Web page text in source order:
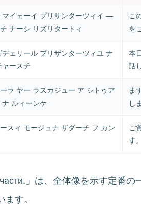
マイェーイ プリザンターツィイ ―
ナーシ リズリタートィ
こ
を
ヂェリール プリザンターツィユ ナ
ャースチ
本
話
ラ ヤー ラスカジュー ア シトゥア
ナ ルィーンケ
ま
し
スィ モージュナ ザダーチ フ カン
ご
す。
」は、全体像を示す定番の
す。